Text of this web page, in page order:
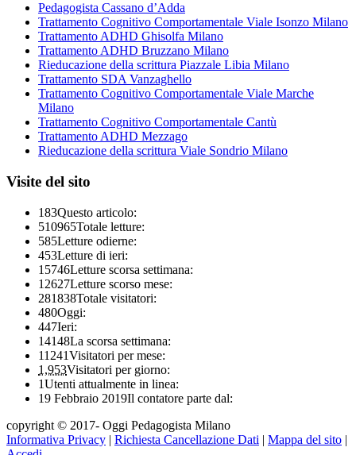
Pedagogista Cassano d’Adda
Trattamento Cognitivo Comportamentale Viale Isonzo Milano
Trattamento ADHD Ghisolfa Milano
Trattamento ADHD Bruzzano Milano
Rieducazione della scrittura Piazzale Libia Milano
Trattamento SDA Vanzaghello
Trattamento Cognitivo Comportamentale Viale Marche
Milano
Trattamento Cognitivo Comportamentale Cantù
Trattamento ADHD Mezzago
Rieducazione della scrittura Viale Sondrio Milano
Visite del sito
183Questo articolo:
510965Totale letture:
585Letture odierne:
453Letture di ieri:
15746Letture scorsa settimana:
12627Letture scorso mese:
281838Totale visitatori:
480Oggi:
447Ieri:
14148La scorsa settimana:
11241Visitatori per mese:
1,953Visitatori per giorno:
1Utenti attualmente in linea:
19 Febbraio 2019Il contatore parte dal:
copyright © 2017- Oggi Pedagogista Milano
Informativa Privacy | Richiesta Cancellazione Dati | Mappa del sito |